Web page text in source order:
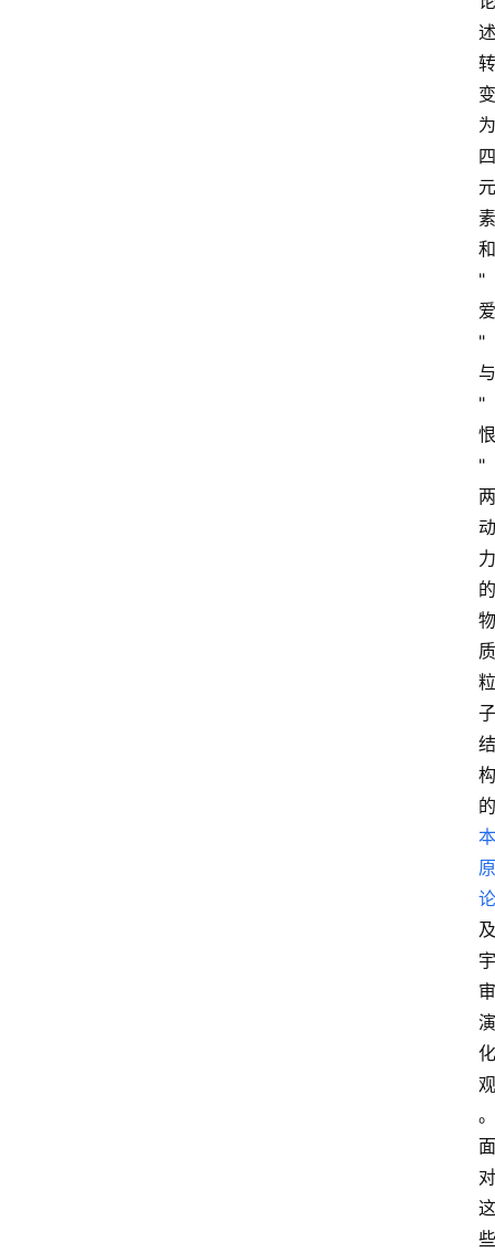
述
转
变
为
四
元
素
和
"
爱
"
与
"
恨
"
两
动
力
的
物
质
粒
子
结
构
的
本
原
论
及
宇
审
演
化
观
。
面
对
这
些